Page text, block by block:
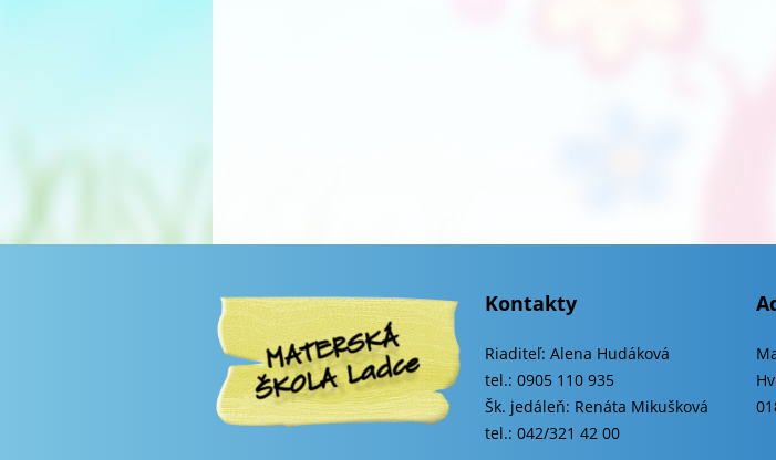
Kontakty
Riaditeľ: Alena Hudáková
tel.: 0905 110 935
Šk. jedáleň: Renáta Mikušková
tel.: 042/321 42 00